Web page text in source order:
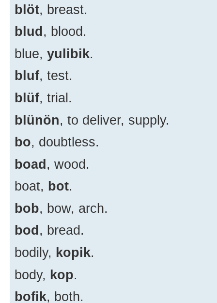
blöt, breast.
blud, blood.
blue, yulibik.
bluf, test.
blüf, trial.
blünön, to deliver, supply.
bo, doubtless.
boad, wood.
boat, bot.
bob, bow, arch.
bod , bread.
bodily, kopik.
body, kop.
bofik, both.